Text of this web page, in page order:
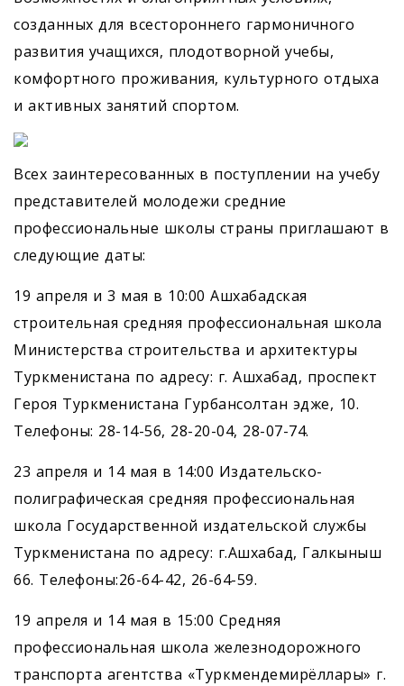
созданных для всестороннего гармоничного
развития учащихся, плодотворной учебы,
комфортного проживания, культурного отдыха
и активных занятий спортом.
Всех заинтересованных в поступлении на учебу
представителей молодежи средние
профессиональные школы страны приглашают в
следующие даты:
19 апреля и 3 мая в 10:00 Ашхабадская
строительная средняя профессиональная школа
Министерства строительства и архитектуры
Туркменистана по адресу: г. Ашхабад, проспект
Героя Туркменистана Гурбансолтан эдже, 10.
Телефоны: 28-14-56, 28-20-04, 28-07-74.
23 апреля и 14 мая в 14:00 Издательско-
полиграфическая средняя профессиональная
школа Государственной издательской службы
Туркменистана по адресу: г.Ашхабад, Галкыныш
66. Телефоны:26-64-42, 26-64-59.
19 апреля и 14 мая в 15:00 Средняя
профессиональная школа железнодорожного
транспорта агентства «Туркмендемирёллары» г.